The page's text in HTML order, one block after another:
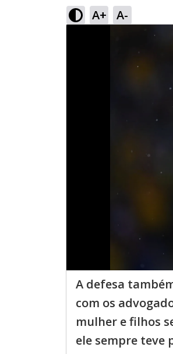
A+ A-
A defesa
com os
mulher e filhos
ele sempre teve